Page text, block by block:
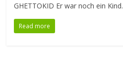
GHETTOKID Er war noch ein Kind.
Read more